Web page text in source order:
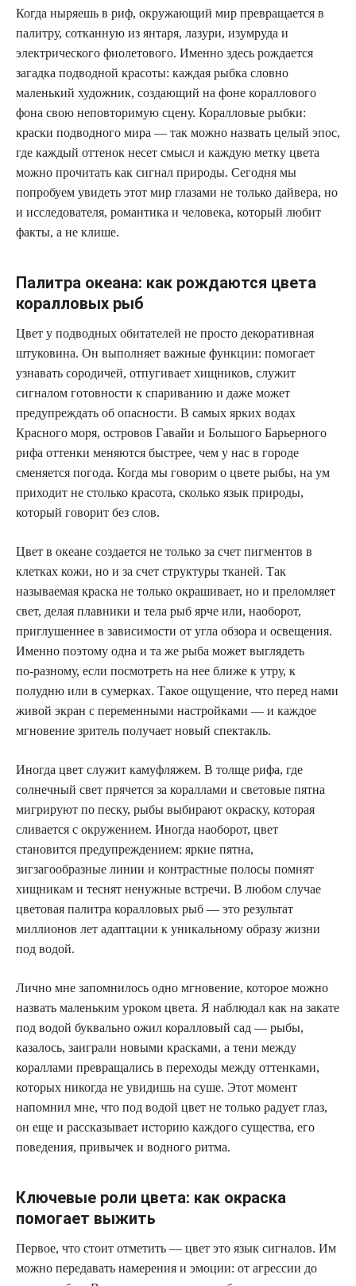
Когда ныряешь в риф, окружающий мир превращается в
палитру, сотканную из янтаря, лазури, изумруда и
электрического фиолетового. Именно здесь рождается
загадка подводной красоты: каждая рыбка словно
маленький художник, создающий на фоне кораллового
фона свою неповторимую сцену. Коралловые рыбки:
краски подводного мира — так можно назвать целый эпос,
где каждый оттенок несет смысл и каждую метку цвета
можно прочитать как сигнал природы. Сегодня мы
попробуем увидеть этот мир глазами не только дайвера, но
и исследователя, романтика и человека, который любит
факты, а не клише.
Палитра океана: как рождаются цвета
коралловых рыб
Цвет у подводных обитателей не просто декоративная
штуковина. Он выполняет важные функции: помогает
узнавать сородичей, отпугивает хищников, служит
сигналом готовности к спариванию и даже может
предупреждать об опасности. В самых ярких водах
Красного моря, островов Гавайи и Большого Барьерного
рифа оттенки меняются быстрее, чем у нас в городе
сменяется погода. Когда мы говорим о цвете рыбы, на ум
приходит не столько красота, сколько язык природы,
который говорит без слов.
Цвет в океане создается не только за счет пигментов в
клетках кожи, но и за счет структуры тканей. Так
называемая краска не только окрашивает, но и преломляет
свет, делая плавники и тела рыб ярче или, наоборот,
приглушеннее в зависимости от угла обзора и освещения.
Именно поэтому одна и та же рыба может выглядеть
по‑разному, если посмотреть на нее ближе к утру, к
полудню или в сумерках. Такое ощущение, что перед нами
живой экран с переменными настройками — и каждое
мгновение зритель получает новый спектакль.
Иногда цвет служит камуфляжем. В толще рифа, где
солнечный свет прячется за кораллами и световые пятна
мигрируют по песку, рыбы выбирают окраску, которая
сливается с окружением. Иногда наоборот, цвет
становится предупреждением: яркие пятна,
зигзагообразные линии и контрастные полосы помнят
хищникам и теснят ненужные встречи. В любом случае
цветовая палитра коралловых рыб — это результат
миллионов лет адаптации к уникальному образу жизни
под водой.
Лично мне запомнилось одно мгновение, которое можно
назвать маленьким уроком цвета. Я наблюдал как на закате
под водой буквально ожил коралловый сад — рыбы,
казалось, заиграли новыми красками, а тени между
кораллами превращались в переходы между оттенками,
которых никогда не увидишь на суше. Этот момент
напомнил мне, что под водой цвет не только радует глаз,
он еще и рассказывает историю каждого существа, его
поведения, привычек и водного ритма.
Ключевые роли цвета: как окраска
помогает выжить
Первое, что стоит отметить — цвет это язык сигналов. Им
можно передавать намерения и эмоции: от агрессии до